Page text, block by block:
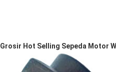
Grosir Hot Selling Sepeda Motor